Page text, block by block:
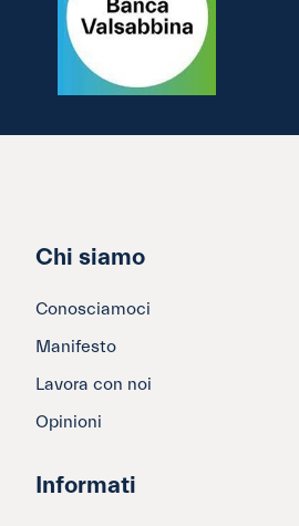
Chi siamo
Conosciamoci
Manifesto
Lavora con noi
Opinioni
Informati